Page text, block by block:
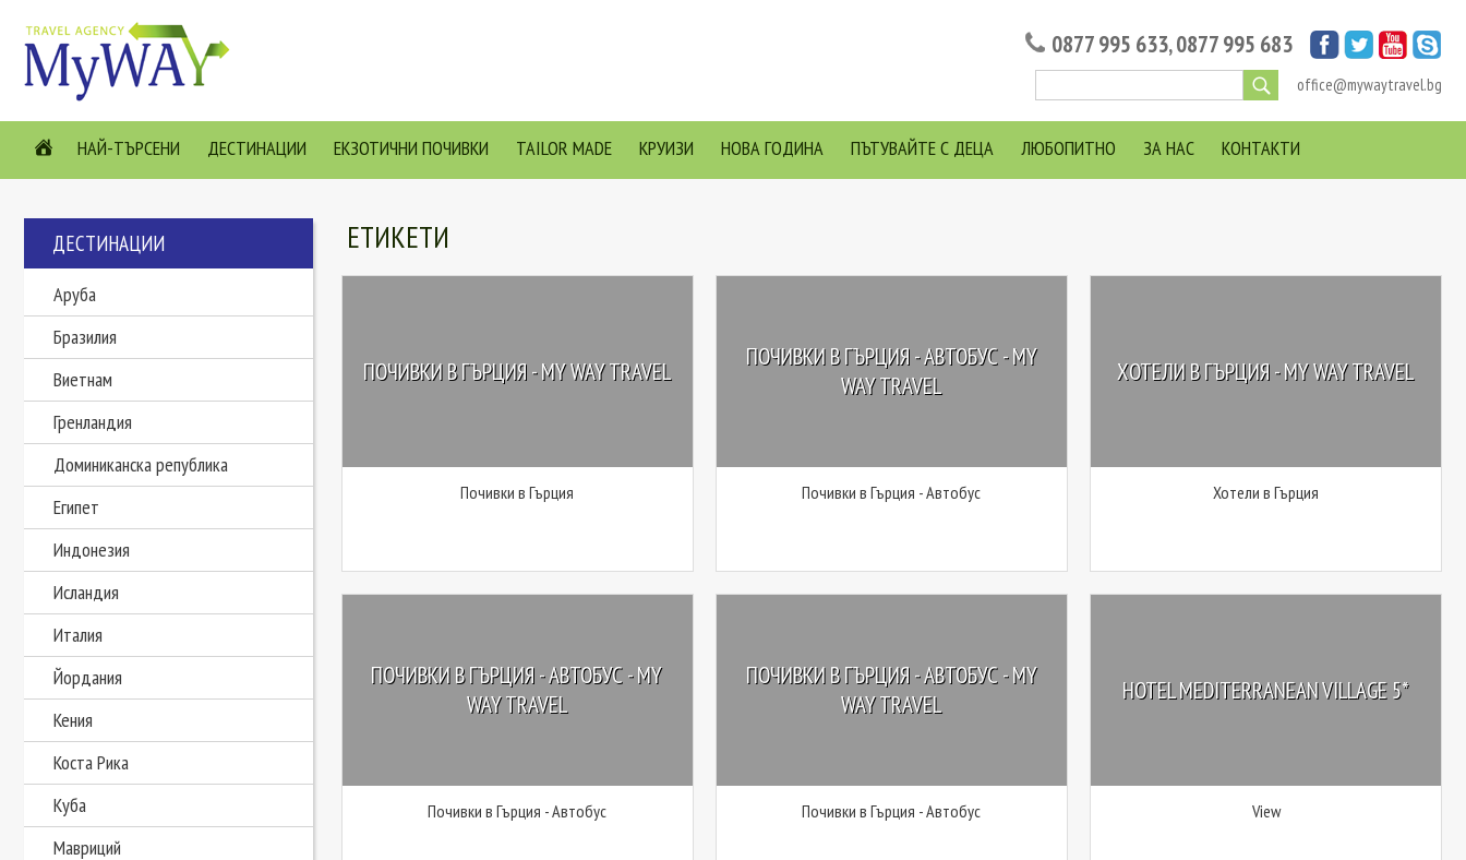
0877 995 633,0877 995 683
office@mywaytravel.bg
НАЙ-ТЪРСЕНИ ДЕСТИНАЦИИ ЕКЗОТИЧНИ ПОЧИВКИ TAILOR MADE КРУИЗИ НОВА ГОДИНА ПЪТУВАЙТЕ С ДЕЦА ЛЮБОПИТНО ЗА НАС КОНТАКТИ
ДЕСТИНАЦИИ
Аруба
Бразилия
Виетнам
Гренландия
Доминиканска република
Египет
Индонезия
Исландия
Италия
Йордания
Кения
Коста Рика
Куба
Мавриций
ЕТИКЕТИ
ПОЧИВКИ В ГЪРЦИЯ - MY WAY TRAVEL
Почивки в Гърция
ПОЧИВКИ В ГЪРЦИЯ - АВТОБУС - MY
WAY TRAVEL
Почивки в Гърция - Автобус
ХОТЕЛИ В ГЪРЦИЯ - MY WAY TRAVEL
Хотели в Гърция
ПОЧИВКИ В ГЪРЦИЯ - АВТОБУС - MY
WAY TRAVEL
Почивки в Гърция - Автобус
ПОЧИВКИ В ГЪРЦИЯ - АВТОБУС - MY
WAY TRAVEL
Почивки в Гърция - Автобус
HOTEL MEDITERRANEAN VILLAGE 5*
View